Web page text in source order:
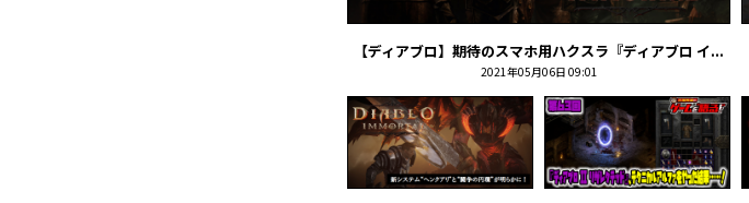
【ディアブロ】期待のスマホ用ハクスラ『ディアブロ イ...
2021年05月06日 09:01